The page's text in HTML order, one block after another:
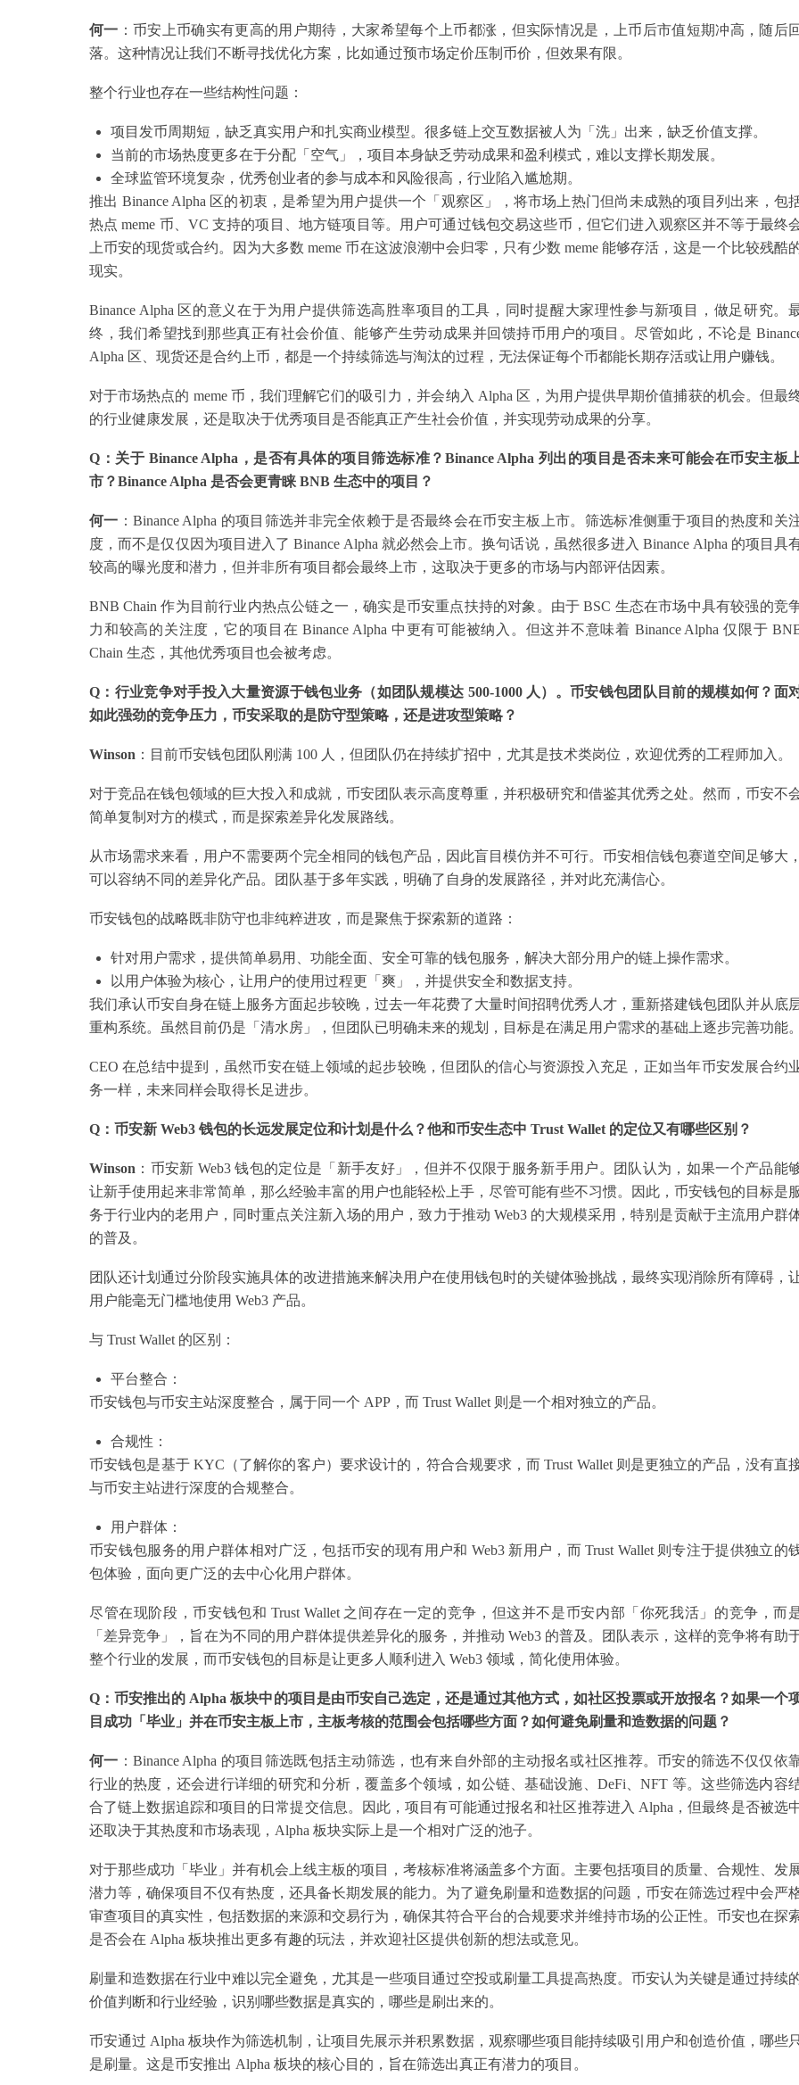
何一 ：币安上币确实有更高的用户期待，大家希望每个上币都涨，但实际情况是，上币后市值短期冲高，随后回
落。这种情况让我们不断寻找优化方案，比如通过预市场定价压制币价，但效果有限。
整个行业也存在一些结构性问题：
项目发币周期短，缺乏真实用户和扎实商业模型。很多链上交互数据被人为「洗」出来，缺乏价值支撑。
当前的市场热度更多在于分配「空气」，项目本身缺乏劳动成果和盈利模式，难以支撑长期发展。
全球监管环境复杂，优秀创业者的参与成本和风险很高，行业陷入尴尬期。
推出 Binance Alpha 区的初衷，是希望为用户提供一个「观察区」，将市场上热门但尚未成熟的项目列出来，包
热点 meme 币、VC 支持的项目、地方链项目等。用户可通过钱包交易这些币，但它们进入观察区并不等于最终
上币安的现货或合约。因为大多数 meme 币在这波浪潮中会归零，只有少数 meme 能够存活，这是一个比较残酷
现实。
Binance Alpha 区的意义在于为用户提供筛选高胜率项目的工具，同时提醒大家理性参与新项目，做足研究。
终，我们希望找到那些真正有社会价值、能够产生劳动成果并回馈持币用户的项目。尽管如此，不论是
Alpha 区、现货还是合约上币，都是一个持续筛选与淘汰的过程，无法保证每个币都能长期存活或让用户赚钱。
对于市场热点的 meme 币，我们理解它们的吸引力，并会纳入 Alpha 区，为用户提供早期价值捕获的机会。但最
的行业健康发展，还是取决于优秀项目是否能真正产生社会价值，并实现劳动成果的分享。
Q：关于 Binance Alpha，是否有具体的项目筛选标准？Binance Alpha 列出的项目是否未来可能会在币安主板
市？Binance Alpha 是否会更青睐 BNB 生态中的项目？
何一 ：Binance Alpha 的项目筛选并非完全依赖于是否最终会在币安主板上市。筛选标准侧重于项目的热度和关
度，而不是仅仅因为项目进入了 Binance Alpha 就必然会上市。换句话说，虽然很多进入 Binance Alpha 的项目具
较高的曝光度和潜力，但并非所有项目都会最终上市，这取决于更多的市场与内部评估因素。
BNB Chain 作为目前行业内热点公链之一，确实是币安重点扶持的对象。由于 BSC 生态在市场中具有较强的竞
力和较高的关注度，它的项目在 Binance Alpha 中更有可能被纳入。但这并不意味着 Binance Alpha 仅限于
Chain 生态，其他优秀项目也会被考虑。
Q：行业竞争对手投入大量资源于钱包业务（如团队规模达 500-1000 人）。币安钱包团队目前的规模如何？面
如此强劲的竞争压力，币安采取的是防守型策略，还是进攻型策略？
Winson ：目前币安钱包团队刚满 100 人，但团队仍在持续扩招中，尤其是技术类岗位，欢迎优秀的工程师加入。
对于竞品在钱包领域的巨大投入和成就，币安团队表示高度尊重，并积极研究和借鉴其优秀之处。然而，币安不
简单复制对方的模式，而是探索差异化发展路线。
从市场需求来看，用户不需要两个完全相同的钱包产品，因此盲目模仿并不可行。币安相信钱包赛道空间足够大，
可以容纳不同的差异化产品。团队基于多年实践，明确了自身的发展路径，并对此充满信心。
币安钱包的战略既非防守也非纯粹进攻，而是聚焦于探索新的道路：
针对用户需求，提供简单易用、功能全面、安全可靠的钱包服务，解决大部分用户的链上操作需求。
以用户体验为核心，让用户的使用过程更「爽」，并提供安全和数据支持。
我们承认币安自身在链上服务方面起步较晚，过去一年花费了大量时间招聘优秀人才，重新搭建钱包团队并从底
重构系统。虽然目前仍是「清水房」，但团队已明确未来的规划，目标是在满足用户需求的基础上逐步完善功能。
CEO 在总结中提到，虽然币安在链上领域的起步较晚，但团队的信心与资源投入充足，正如当年币安发展合约
务一样，未来同样会取得长足进步。
Q：币安新 Web3 钱包的长远发展定位和计划是什么？他和币安生态中 Trust Wallet 的定位又有哪些区别？
Winson ：币安新 Web3 钱包的定位是「新手友好」，但并不仅限于服务新手用户。团队认为，如果一个产品能
让新手使用起来非常简单，那么经验丰富的用户也能轻松上手，尽管可能有些不习惯。因此，币安钱包的目标是
务于行业内的老用户，同时重点关注新入场的用户，致力于推动 Web3 的大规模采用，特别是贡献于主流用户群
的普及。
团队还计划通过分阶段实施具体的改进措施来解决用户在使用钱包时的关键体验挑战，最终实现消除所有障碍，
用户能毫无门槛地使用 Web3 产品。
与 Trust Wallet 的区别：
平台整合：
币安钱包与币安主站深度整合，属于同一个 APP，而 Trust Wallet 则是一个相对独立的产品。
合规性：
币安钱包是基于 KYC（了解你的客户）要求设计的，符合合规要求，而 Trust Wallet 则是更独立的产品，没有直
与币安主站进行深度的合规整合。
用户群体：
币安钱包服务的用户群体相对广泛，包括币安的现有用户和 Web3 新用户，而 Trust Wallet 则专注于提供独立的
包体验，面向更广泛的去中心化用户群体。
尽管在现阶段，币安钱包和 Trust Wallet 之间存在一定的竞争，但这并不是币安内部「你死我活」的竞争，而
「差异竞争」，旨在为不同的用户群体提供差异化的服务，并推动 Web3 的普及。团队表示，这样的竞争将有助
整个行业的发展，而币安钱包的目标是让更多人顺利进入 Web3 领域，简化使用体验。
Q：币安推出的 Alpha 板块中的项目是由币安自己选定，还是通过其他方式，如社区投票或开放报名？如果一个
目成功「毕业」并在币安主板上市，主板考核的范围会包括哪些方面？如何避免刷量和造数据的问题？
何一 ：Binance Alpha 的项目筛选既包括主动筛选，也有来自外部的主动报名或社区推荐。币安的筛选不仅仅依
行业的热度，还会进行详细的研究和分析，覆盖多个领域，如公链、基础设施、DeFi、NFT 等。这些筛选内容
合了链上数据追踪和项目的日常提交信息。因此，项目有可能通过报名和社区推荐进入 Alpha，但最终是否被选
还取决于其热度和市场表现，Alpha 板块实际上是一个相对广泛的池子。
对于那些成功「毕业」并有机会上线主板的项目，考核标准将涵盖多个方面。主要包括项目的质量、合规性、发
潜力等，确保项目不仅有热度，还具备长期发展的能力。为了避免刷量和造数据的问题，币安在筛选过程中会严
审查项目的真实性，包括数据的来源和交易行为，确保其符合平台的合规要求并维持市场的公正性。币安也在探
是否会在 Alpha 板块推出更多有趣的玩法，并欢迎社区提供创新的想法或意见。
刷量和造数据在行业中难以完全避免，尤其是一些项目通过空投或刷量工具提高热度。币安认为关键是通过持续
价值判断和行业经验，识别哪些数据是真实的，哪些是刷出来的。
币安通过 Alpha 板块作为筛选机制，让项目先展示并积累数据，观察哪些项目能持续吸引用户和创造价值，哪些
是刷量。这是币安推出 Alpha 板块的核心目的，旨在筛选出真正有潜力的项目。